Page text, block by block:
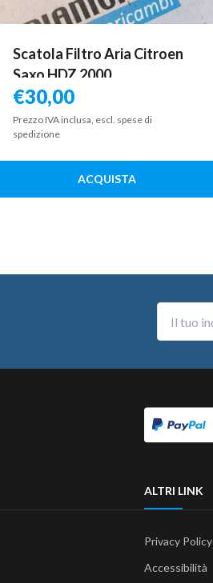
Scatola Filtro Aria Citroen
Saxo HDZ 2000
€30,00
Prezzo IVA inclusa, escl. spese di
spedizione
ACQUISTA
ALTRI LINK
Privacy Policy
Accessibilità